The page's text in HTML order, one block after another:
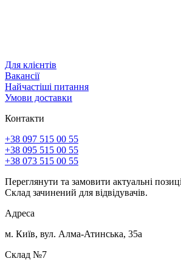
Для клієнтів
Вакансії
Найчастіші питання
Умови доставки
Контакти
+38 097 515 00 55
+38 095 515 00 55
+38 073 515 00 55
Переглянути та замовити актуальні
Склад зачинений для відвідувачів.
Адреса
м. Київ, вул. Алма-Атинська, 35а
Склад №7